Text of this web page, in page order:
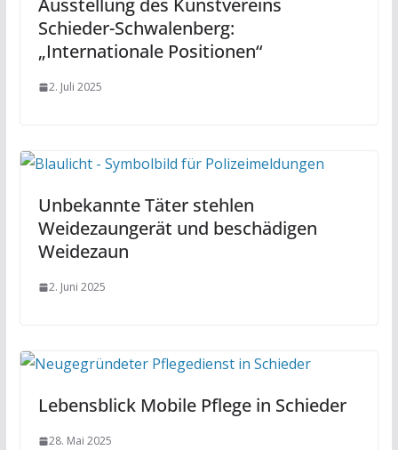
Ausstellung des Kunstvereins
Schieder-Schwalenberg:
„Internationale Positionen“
2. Juli 2025
Unbekannte Täter stehlen
Weidezaungerät und beschädigen
Weidezaun
2. Juni 2025
Lebensblick Mobile Pflege in Schieder
28. Mai 2025